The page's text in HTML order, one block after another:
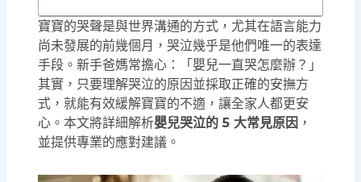
寶寶的哭聲是與世界溝通的方式，尤其在語言能力
尚未發展的前幾個月，哭泣幾乎是他們唯一的表達
手段。新手爸媽常擔心：「嬰兒一直哭怎麼辦？」
其實，只要理解哭泣的原因並採取正確的安撫方
式，就能有效緩解寶寶的不適，讓全家人都更安
心。本文將詳細解析嬰兒哭泣的 5 大常見原因 ，
並提供專業的應對建議。